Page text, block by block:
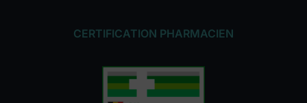
CERTIFICATION PHARMACIEN